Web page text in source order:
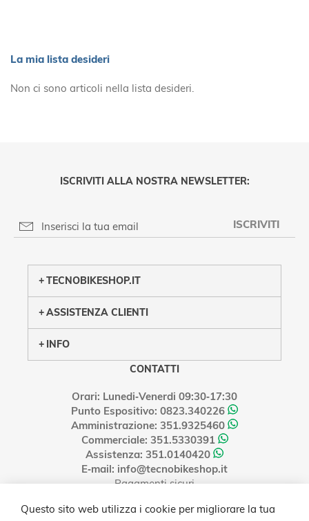
la
La mia lista desideri
Non ci sono articoli nella lista desideri.
ISCRIVITI ALLA NOSTRA NEWSLETTER:
PRIVACY POLICY
ISCRIVITI
TECNOBIKESHOP.IT
ASSISTENZA CLIENTI
INFO
CONTATTI
Orari: Lunedi‑Venerdi 09:30‑17:30
Punto Espositivo: 0823.340226
Amministrazione: 351.9325460
Commerciale: 351.5330391
Assistenza: 351.0140420
E‑mail: info@tecnobikeshop.it
Pagamenti sicuri
Questo sito web utilizza i cookie per migliorare la tua